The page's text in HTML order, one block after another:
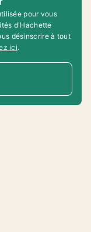
pour vous
d'Hachette
désinscrire à tout
ici.